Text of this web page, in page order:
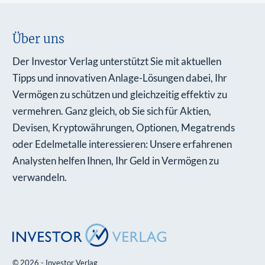
Über uns
Der Investor Verlag unterstützt Sie mit aktuellen
Tipps und innovativen Anlage-Lösungen dabei, Ihr
Vermögen zu schützen und gleichzeitig effektiv zu
vermehren. Ganz gleich, ob Sie sich für Aktien,
Devisen, Kryptowährungen, Optionen, Megatrends
oder Edelmetalle interessieren: Unsere erfahrenen
Analysten helfen Ihnen, Ihr Geld in Vermögen zu
verwandeln.
© 2026 - Investor Verlag